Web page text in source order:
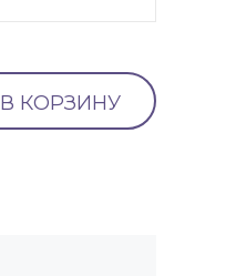
В КОРЗИНУ